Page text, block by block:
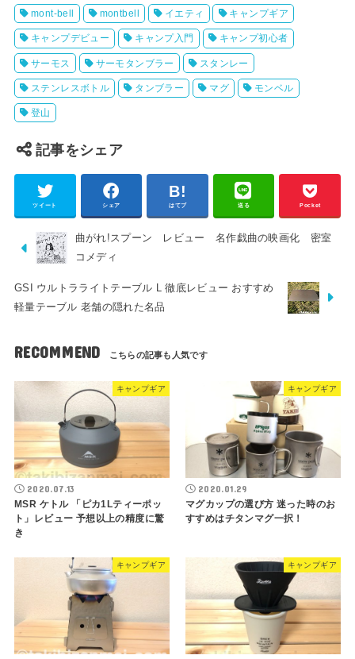
mont-bell montbell イエティ キャンプギア
キャンプデビュー キャンプ入門 キャンプ初心者
サーモス サーモタンブラー スタンレー
ステンレスボトル タンブラー マグ モンベル
登山
記事をシェア
ツイート シェア はてブ 送る Pocket
曲がれ!スプーン レビュー 名作戯曲の映画化 密室
コメディ
GSI ウルトラライトテーブル L 徹底レビュー おすすめ
軽量テーブル 老舗の隠れた名品
RECOMMEND
キャンプギア
2020.07.13
MSR ケトル 「ピカ1Lティーポッ
ト」レビュー 予想以上の精度に驚
き
キャンプギア
2020.01.29
マグカップの選び方 迷った時のお
すすめはチタンマグ一択！
キャンプギア キャンプギア